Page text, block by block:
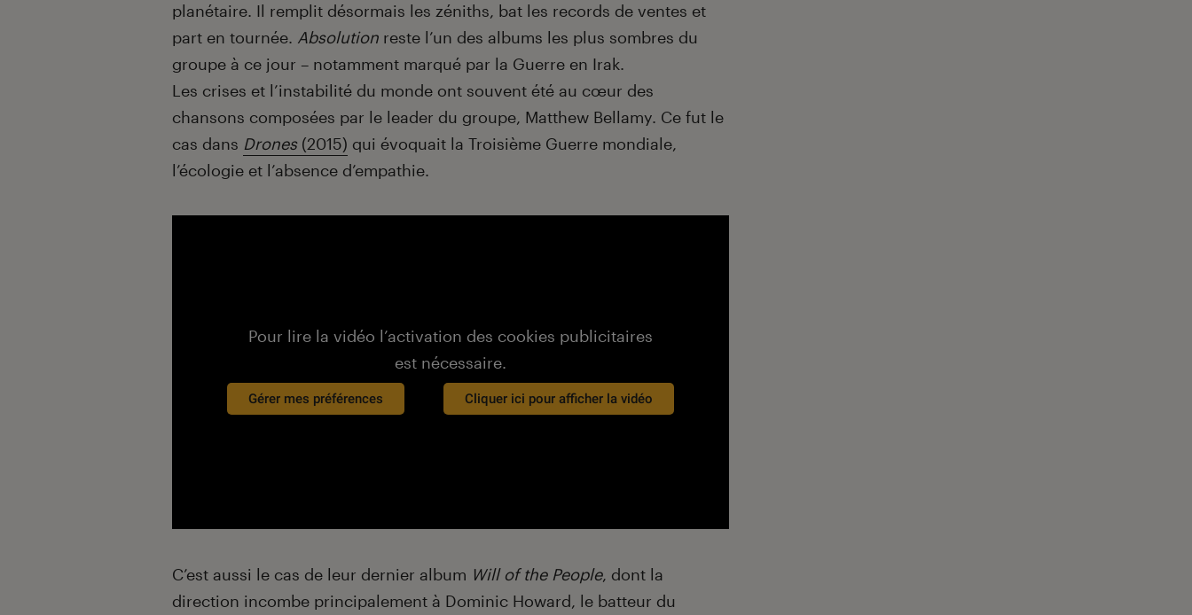
planétaire. Il remplit désormais les zéniths, bat les records de ventes et
part en tournée. Absolution reste l’un des albums les plus sombres du
groupe à ce jour – notamment marqué par la Guerre en Irak.
Les crises et l’instabilité du monde ont souvent été au cœur des
chansons composées par le leader du groupe, Matthew Bellamy. Ce fut le
cas dans Drones(2015) qui évoquait la Troisième Guerre mondiale,
l’écologie et l’absence d’empathie.
Pour lire la vidéo l’activation des cookies publicitaires
est nécessaire.
Gérer mes préférences Cliquer ici pour afficher la vidéo
C’est aussi le cas de leur dernier album Will of the People, dont la
direction incombe principalement à Dominic Howard, le batteur du